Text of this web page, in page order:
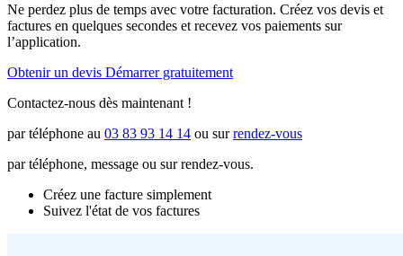
Ne perdez plus de temps avec votre facturation. Créez vos devis et
factures en quelques secondes et recevez vos paiements sur
l’application.
Obtenir un devis Démarrer gratuitement
Contactez-nous dès maintenant !
par téléphone au 03 83 93 14 14 ou surrendez-vous
par téléphone, message ou sur rendez-vous.
Créez une facture simplement
Suivez l'état de vos factures